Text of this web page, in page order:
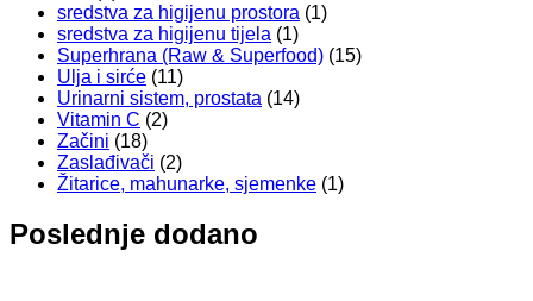
sredstva za higijenu prostora (1)
sredstva za higijenu tijela (1)
Superhrana (Raw & Superfood) (15)
Ulja i sirće (11)
Urinarni sistem, prostata (14)
Vitamin C (2)
Začini (18)
Zaslađivači (2)
Žitarice, mahunarke, sjemenke (1)
Poslednje dodano